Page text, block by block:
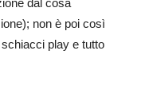
dal cosa
non è poi così
play e tutto